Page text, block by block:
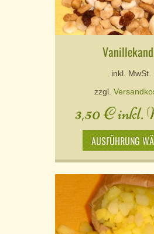
inkl. MwSt.
zzgl.
3,50€inkl.
AUSFÜHRUNG